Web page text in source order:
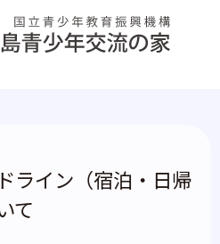
ライン（宿泊・日帰
て